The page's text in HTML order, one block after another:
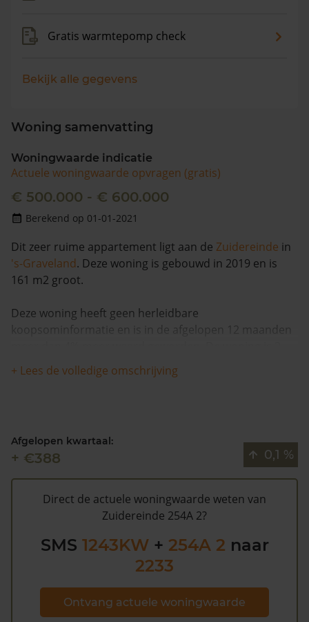
Gratis warmtepomp check
Bekijk alle gegevens
Woning samenvatting
Woningwaarde indicatie
Actuele woningwaarde opvragen (gratis)
€ 500.000 - € 600.000
Berekend op 01-01-2021
Dit zeer ruime appartement ligt aan de Zuidereinde in
's-Graveland. Deze woning is gebouwd in 2019 en is
161 m2 groot.
Deze woning heeft geen herleidbare
koopsominformatie en is in de afgelopen 12 maanden
keer verkocht na 1993.
alarmbent u elk jaar op de hoogte van uw laatste WOZ
waarde en kansen op besparing. Schrijf u
gratis in.
+ Lees de volledige omschrijving
Afgelopen kwartaal:
+ €388 0,1 %
Direct de actuele woningwaarde weten van
Zuidereinde 254A 2?
SMS 1243KW+ 254A 2 naar
2233
Ontvang actuele woningwaarde